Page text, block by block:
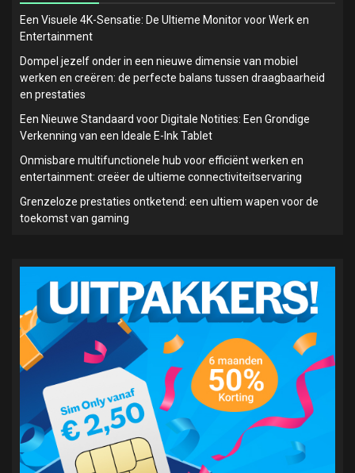
Een Visuele 4K-Sensatie: De Ultieme Monitor voor Werk en
Entertainment
Dompel jezelf onder in een nieuwe dimensie van mobiel
werken en creëren: de perfecte balans tussen draagbaarheid
en prestaties
Een Nieuwe Standaard voor Digitale Notities: Een Grondige
Verkenning van een Ideale E-Ink Tablet
Onmisbare multifunctionele hub voor efficiënt werken en
entertainment: creëer de ultieme connectiviteitservaring
Grenzeloze prestaties ontketend: een ultiem wapen voor de
toekomst van gaming